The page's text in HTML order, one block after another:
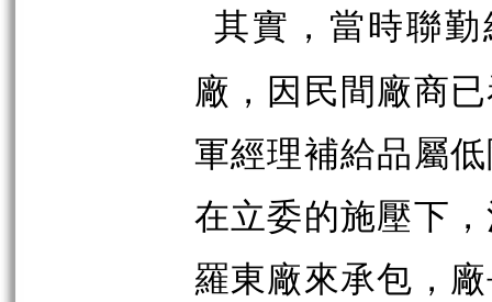
其實，當時聯
廠，因民間廠商
軍經理補給品屬
在立委的施壓下
羅東廠來承包，